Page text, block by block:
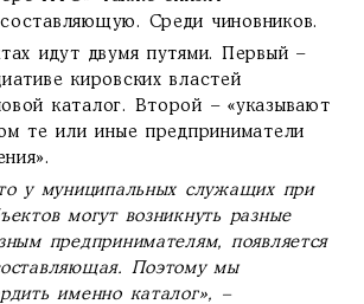
Среди чиновников.
идут двумя путями. Первый –
кировских властей
каталог. Второй – «указывают
те или иные предприниматели
у муниципальных служащих при
могут возникнуть разные
предпринимателям, появляется
Поэтому мы
именно каталог», –